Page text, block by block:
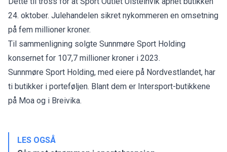
24. oktober. Julehandelen sikret nykommeren en omsetning
på fem millioner kroner.
Til sammenligning solgte Sunnmøre Sport Holding
konsernet for 107,7 millioner kroner i 2023.
Sunnmøre Sport Holding, med eiere på Nordvestlandet, har
ti butikker i porteføljen. Blant dem er Intersport-butikkene
på Moa og i Breivika.
LES OGSÅ